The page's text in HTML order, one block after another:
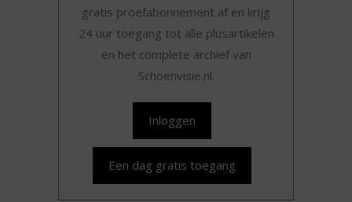
gratis proefabonnement af en krijg
24 uur toegang tot alle plusartikelen
en het complete archief van
Schoenvisie.nl.
Inloggen
Een dag gratis toegang